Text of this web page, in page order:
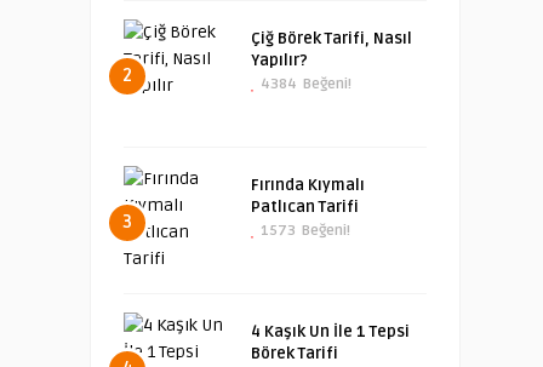
2
Çiğ Börek Tarifi, Nasıl
Yapılır?
4384 Beğeni!
3
Fırında Kıymalı
Patlıcan Tarifi
1573 Beğeni!
4 Kaşık Un İle 1 Tepsi
Börek Tarifi